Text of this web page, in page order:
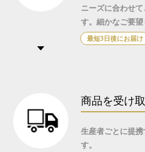
ニーズに合わせ
す。 細かなご要望
最短3日後にお届け
商品を受け
生産者ごとに提
す。